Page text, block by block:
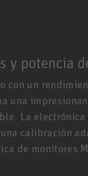
y potencia
con un
una
La electrónica
calibración
de monitores